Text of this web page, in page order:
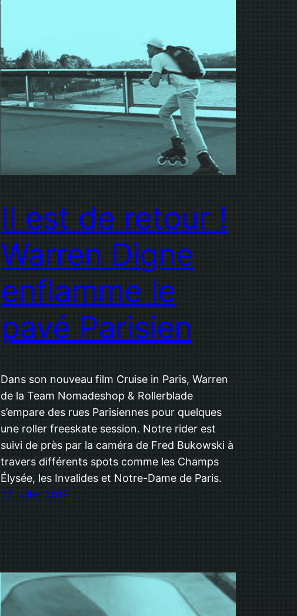
Il est de retour !
Warren Digne
enflamme le
pavé Parisien
Dans son nouveau film Cruise in Paris, Warren
de la Team Nomadeshop & Rollerblade
s’empare des rues Parisiennes pour quelques
une roller freeskate session. Notre rider est
suivi de près par la caméra de Fred Bukowski à
travers différents spots comme les Champs
Élysée, les Invalides et Notre-Dame de Paris.
22 juillet 2019